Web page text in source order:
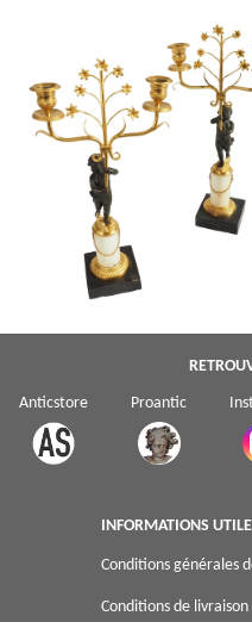
Paire de candélabres en bronze
marbre d'époque Empire
Anticstore Proantic
INFORMATIONS
Conditions générales
Conditions de livraison